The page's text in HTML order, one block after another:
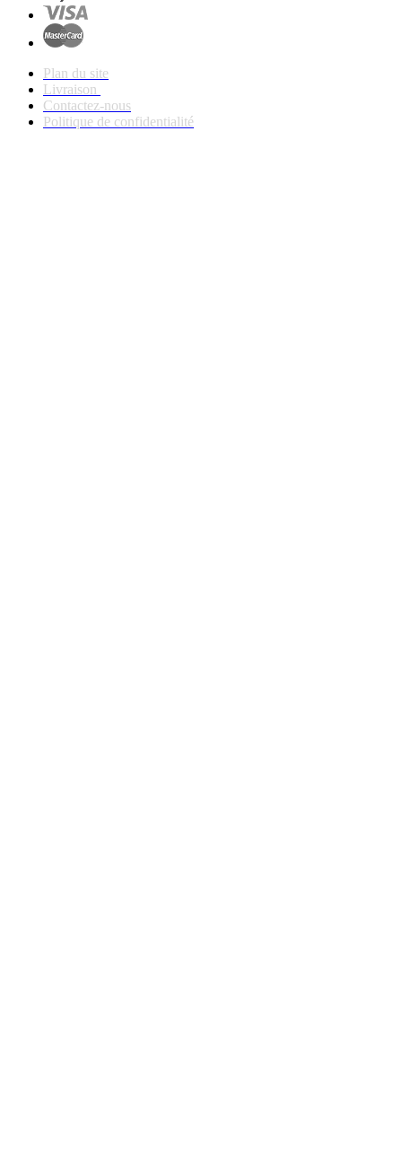
Plan du site
Livraison
Contactez-nous
Politique de confidentialité